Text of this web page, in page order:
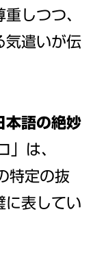
しつつ、
気遣いが伝
本語の絶妙
」は、
特定の抜
に表してい